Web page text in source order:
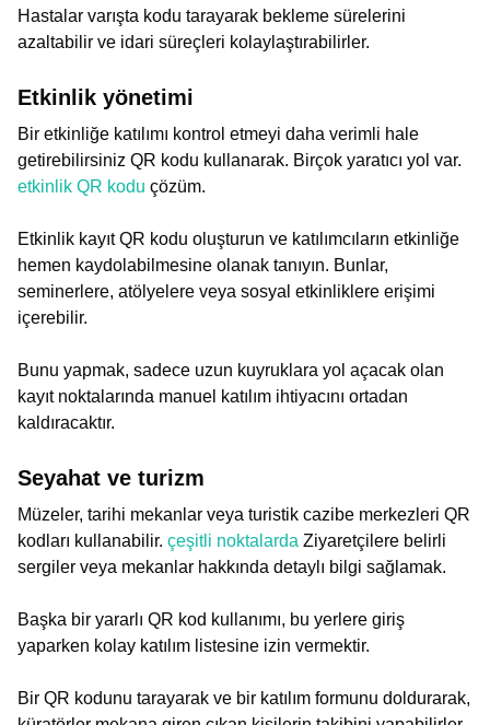
Hastalar varışta kodu tarayarak bekleme sürelerini
azaltabilir ve idari süreçleri kolaylaştırabilirler.
Etkinlik yönetimi
Bir etkinliğe katılımı kontrol etmeyi daha verimli hale
getirebilirsiniz QR kodu kullanarak. Birçok yaratıcı yol var.
etkinlik QR kodu çözüm.
Etkinlik kayıt QR kodu oluşturun ve katılımcıların etkinliğe
hemen kaydolabilmesine olanak tanıyın. Bunlar,
seminerlere, atölyelere veya sosyal etkinliklere erişimi
içerebilir.
Bunu yapmak, sadece uzun kuyruklara yol açacak olan
kayıt noktalarında manuel katılım ihtiyacını ortadan
kaldıracaktır.
Seyahat ve turizm
Müzeler, tarihi mekanlar veya turistik cazibe merkezleri QR
kodları kullanabilir. çeşitli noktalarda Ziyaretçilere belirli
sergiler veya mekanlar hakkında detaylı bilgi sağlamak.
Başka bir yararlı QR kod kullanımı, bu yerlere giriş
yaparken kolay katılım listesine izin vermektir.
Bir QR kodunu tarayarak ve bir katılım formunu doldurarak,